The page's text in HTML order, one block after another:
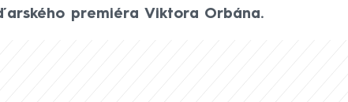
premiéra Viktora Orbána.